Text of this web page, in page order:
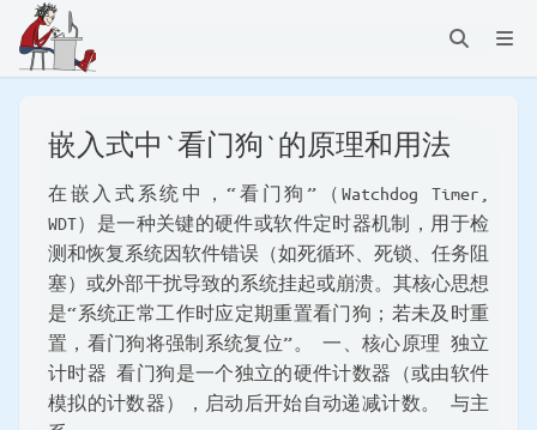
嵌入式中`看门狗`的原理和用法
在嵌入式系统中，“看门狗”（Watchdog Timer,
WDT）是一种关键的硬件或软件定时器机制，用于检
测和恢复系统因软件错误（如死循环、死锁、任务阻
塞）或外部干扰导致的系统挂起或崩溃。其核心思想
是“系统正常工作时应定期重置看门狗；若未及时重
置，看门狗将强制系统复位”。 一、核心原理 独立
计时器 看门狗是一个独立的硬件计数器（或由软件
模拟的计数器），启动后开始自动递减计数。 与主